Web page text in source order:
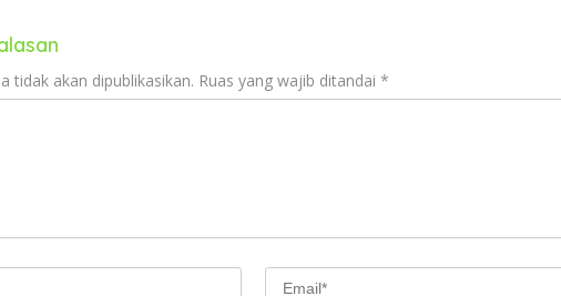
tidak akan dipublikasikan. Ruas yang wajib ditandai *